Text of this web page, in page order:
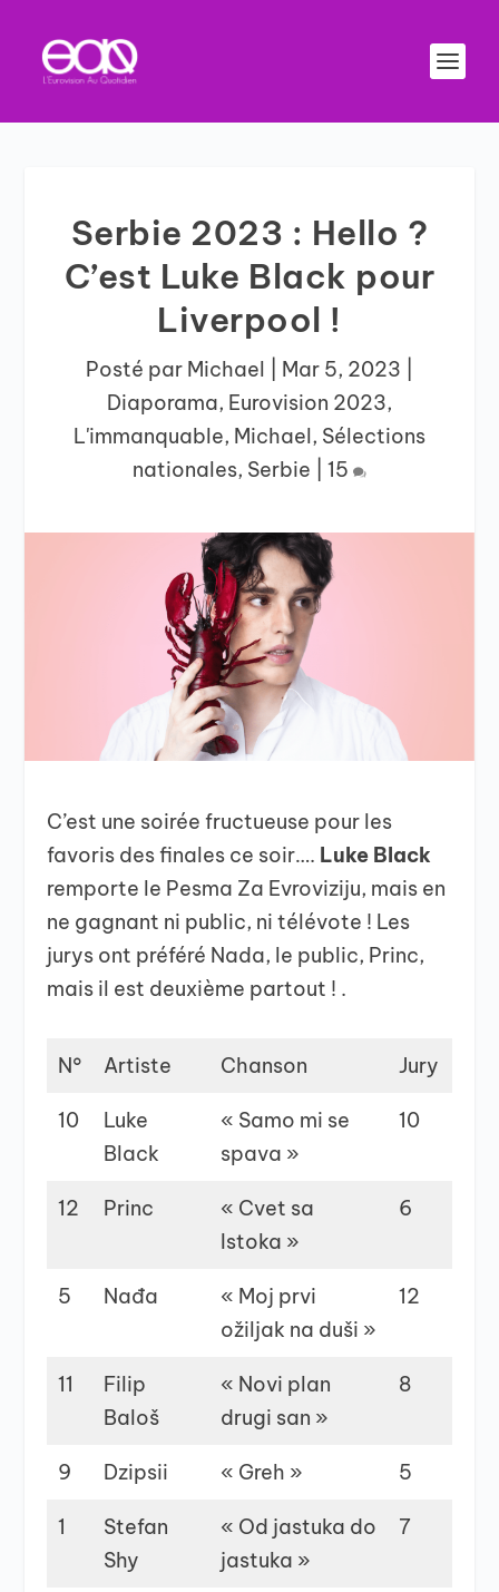
Serbie 2023 : Hello ?
C’est Luke Black pour
Liverpool !
Posté par Michael Mar 5, 2023
Diaporama, Eurovision 2023,
L'immanquable, Michael, Sélections
nationales, Serbie 15
C’est une soirée fructueuse pour les
favoris des finales ce soir…. Luke Black
remporte le Pesma Za Evroviziju, mais en
ne gagnant ni public, ni télévote ! Les
jurys ont préféré Nada, le public, Princ,
mais il est deuxième partout ! .
N° Artiste Chanson Jury
10
Luke
Black
« Samo mi se
spava »
10
12 Princ
« Cvet sa
Istoka »
6
5 Nađa
« Moj prvi
ožiljak na duši »
12
11
Filip
Baloš
« Novi plan
drugi san »
8
9 Dzipsii « Greh » 5
1
Stefan
Shy
« Od jastuka do
jastuka »
7